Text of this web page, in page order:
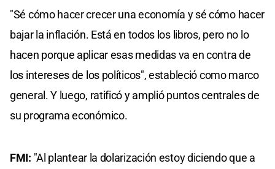
"Sé cómo hacer crecer una economía y sé cómo hacer
bajar la inflación. Está en todos los libros, pero no lo
hacen porque aplicar esas medidas va en contra de
los intereses de los políticos", estableció como marco
general. Y luego, ratificó y amplió puntos centrales de
su programa económico.
FMI: "Al plantear la dolarización estoy diciendo que a